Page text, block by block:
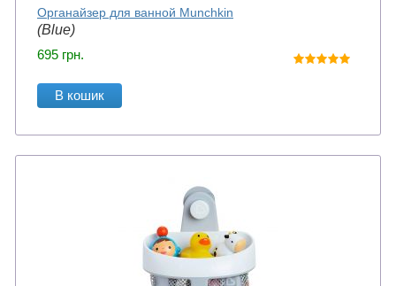
Органайзер для ванной Munchkin
(Blue)
695 грн.
В кошик